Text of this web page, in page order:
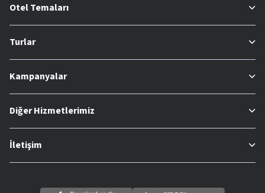
Otel Temaları
Turlar
Kampanyalar
Diğer Hizmetlerimiz
İletişim